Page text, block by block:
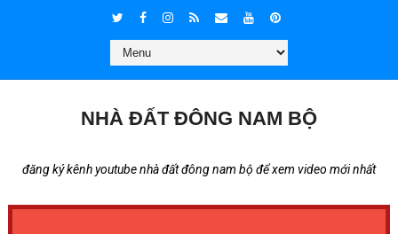
NHÀ ĐẤT ĐÔNG NAM BỘ
đăng ký kênh youtube nhà đất đông nam bộ để xem video mới nhất